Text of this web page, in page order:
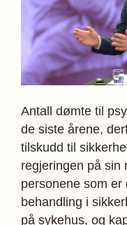
Antall dømte til
de siste årene,
tilskudd til
regjeringen på sin
personene som
behandling i
på sykehus, og